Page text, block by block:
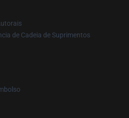
de Cadeia de Suprimentos